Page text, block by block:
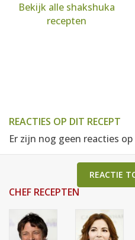
Bekijk alle shakshuka
recepten
REACTIES OP DIT RECEPT
Er zijn nog geen reacties
REACTIE
CHEF RECEPTEN